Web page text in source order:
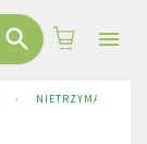
› NIETRZYMANIE